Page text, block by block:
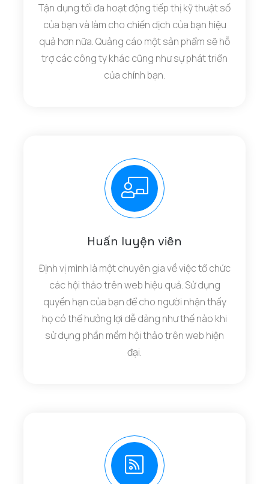
Tận dụng tối đa hoạt động tiếp thị kỹ thuật số
của bạn và làm cho chiến dịch của bạn hiệu
quả hơn nữa. Quảng cáo một sản phẩm sẽ hỗ
trợ các công ty khác cũng như sự phát triển
của chính bạn.
Huấn luyện viên
Định vị mình là một chuyên gia về việc tổ chức
các hội thảo trên web hiệu quả. Sử dụng
quyền hạn của bạn để cho người nhận thấy
họ có thể hưởng lợi dễ dàng như thế nào khi
sử dụng phần mềm hội thảo trên web hiện
đại.